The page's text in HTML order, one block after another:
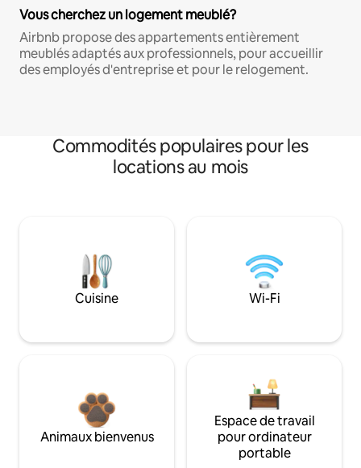
Vous cherchez un logement meublé?
Airbnb propose des appartements entièrement
meublés adaptés aux professionnels, pour accueillir
des employés d'entreprise et pour le relogement.
Commodités populaires pour les
locations au mois
Cuisine Wi-Fi
Animaux bienvenus
Espace de travail
pour ordinateur
portable